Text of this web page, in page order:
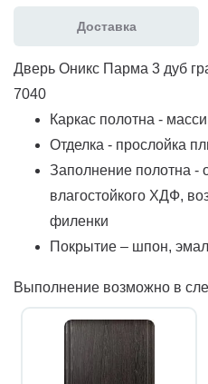
Доставка
Дверь Оникс Парма 3 дуб
7040
Каркас полотна -
Отделка - прослойка
Заполнение полотна -
влагостойкого ХДФ,
филенки
Покрытие – шпон,
Выполнение возможно в